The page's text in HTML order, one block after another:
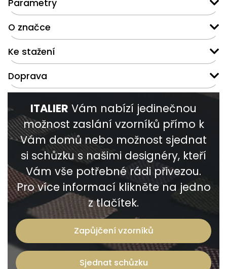
Parametry
O značce
Ke stažení
Doprava
ITALIER Vám nabízí jedinečnou
možnost zaslání vzorníků přímo k
Vám domů nebo možnost sjednat
si schůzku s našimi designéry, kteří
Vám vše potřebné rádi přivezou.
Pro více informací klikněte na jedno
z tlačítek.
Zapůjčení vzorníků
Sjednat schůzku